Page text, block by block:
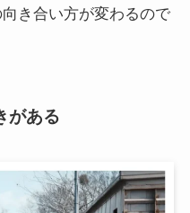
き合い方が変わるので
がある